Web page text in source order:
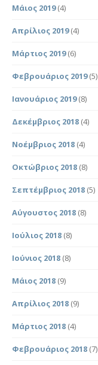
Μάιος 2019(4)
Απρίλιος 2019(4)
Μάρτιος 2019(6)
Φεβρουάριος 2019(5)
Ιανουάριος 2019(8)
Δεκέμβριος 2018 (4)
Νοέμβριος 2018 (4)
Οκτώβριος 2018 (8)
Σεπτέμβριος 2018 (5)
Αύγουστος 2018 (8)
Ιούλιος 2018 (8)
Ιούνιος 2018 (8)
Μάιος 2018 (9)
Απρίλιος 2018 (9)
Μάρτιος 2018 (4)
Φεβρουάριος 2018 (7)